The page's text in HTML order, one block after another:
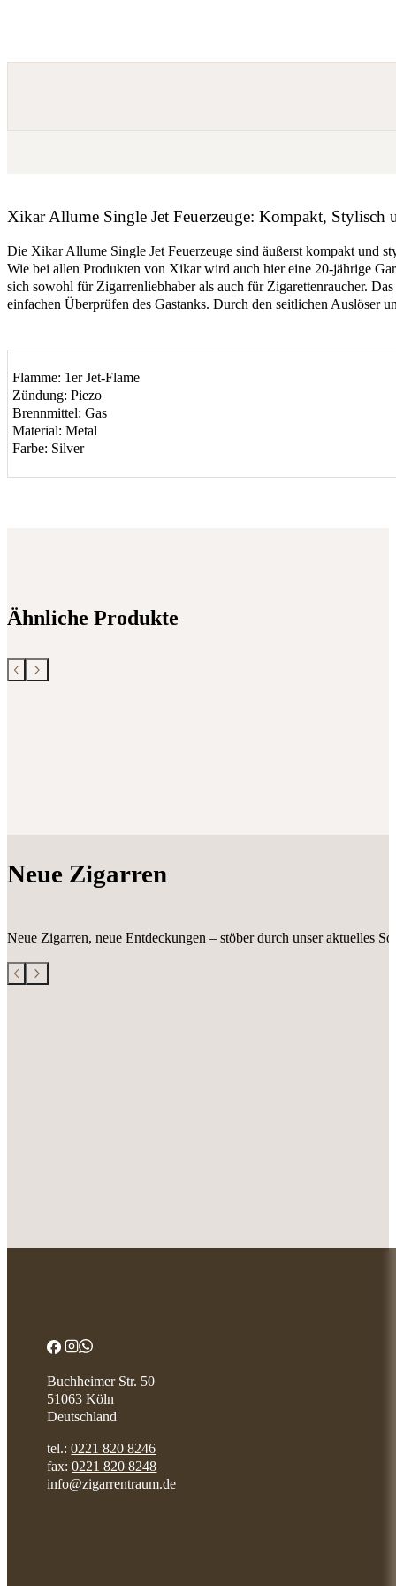
Xikar Allume Single Jet Feuerzeuge: Kompakt, Stylisch
Die Xikar Allume Single Jet Feuerzeuge sind äußerst kompakt und
Wie bei allen Produkten von Xikar wird auch hier eine 20-jährige
sich sowohl für Zigarrenliebhaber als auch für Zigarettenraucher.
einfachen Überprüfen des Gastanks. Durch den seitlichen Auslöser
Flamme: 1er Jet-Flame
Zündung: Piezo
Brennmittel: Gas
Material: Metal
Farbe: Silver
Ähnliche Produkte
Neue Zigarren
Neue Zigarren, neue Entdeckungen – stöber durch unser aktuelles
Buchheimer Str. 50
51063 Köln
Deutschland
tel.:0221 820 8246
fax:0221 820 8248
info@zigarrentraum.de